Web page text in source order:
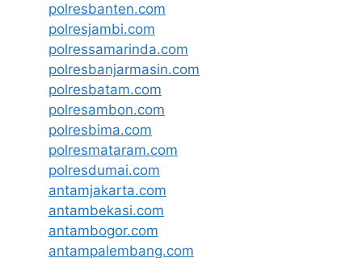
polresbanten.com
polresjambi.com
polressamarinda.com
polresbanjarmasin.com
polresbatam.com
polresambon.com
polresbima.com
polresmataram.com
polresdumai.com
antamjakarta.com
antambekasi.com
antambogor.com
antampalembang.com